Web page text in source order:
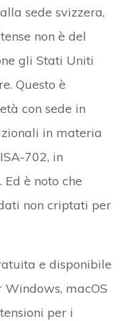
sede svizzera,
non è del
gli Stati Uniti
Questo è
con sede in
in materia
702, in
Ed è noto che
non criptati per
e disponibile
Windows, macOS
per i